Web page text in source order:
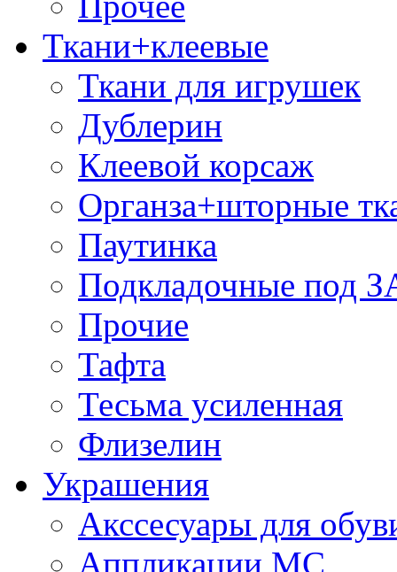
Ткани+клеевые
Ткани для игрушек
Дублерин
Клеевой корсаж
Органза+шторные
Паутинка
Подкладочные под
Прочие
Тафта
Тесьма усиленная
Флизелин
Украшения
Акссесуары для
Аппликации МС